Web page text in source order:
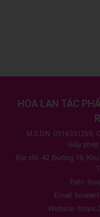
HOA LAN TÁC
M.S.D.N: 0316351269,
Giấy
Địa chỉ: 42 Đường 18,
Điện
Email:
Website: